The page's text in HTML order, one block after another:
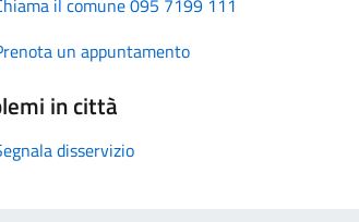
un appuntamento
in città
disservizio